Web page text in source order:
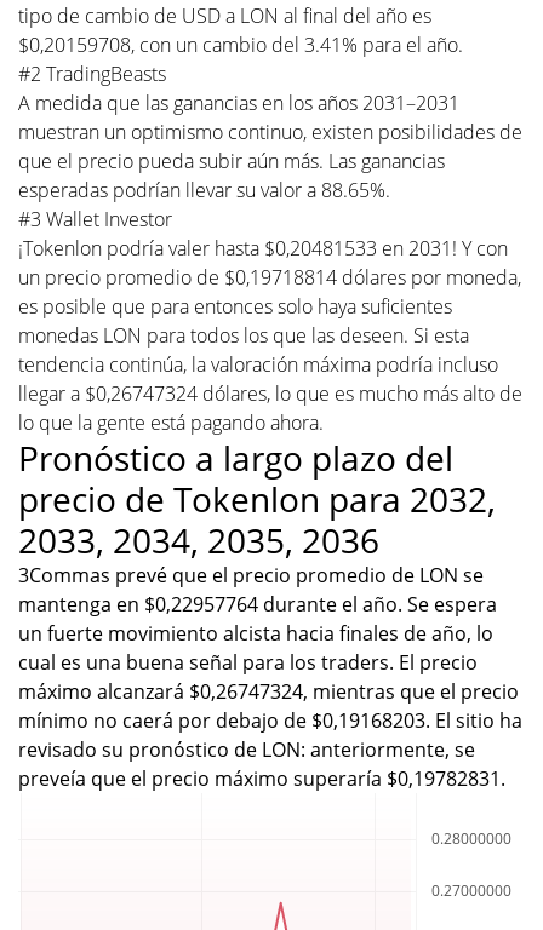
tipo de cambio de USD a LON al final del año es
$0,20159708, con un cambio del 3.41% para el año.
#2 TradingBeasts
A medida que las ganancias en los años 2031–2031
muestran un optimismo continuo, existen posibilidades de
que el precio pueda subir aún más. Las ganancias
esperadas podrían llevar su valor a 88.65%.
#3 Wallet Investor
¡Tokenlon podría valer hasta $0,20481533 en 2031! Y con
un precio promedio de $0,19718814 dólares por moneda,
es posible que para entonces solo haya suficientes
monedas LON para todos los que las deseen. Si esta
tendencia continúa, la valoración máxima podría incluso
llegar a $0,26747324 dólares, lo que es mucho más alto de
lo que la gente está pagando ahora.
Pronóstico a largo plazo del
precio de Tokenlon para 2032,
2033, 2034, 2035, 2036
3Commas prevé que el precio promedio de LON se
mantenga en $0,22957764 durante el año. Se espera
un fuerte movimiento alcista hacia finales de año, lo
cual es una buena señal para los traders. El precio
máximo alcanzará $0,26747324, mientras que el precio
mínimo no caerá por debajo de $0,19168203. El sitio ha
revisado su pronóstico de LON: anteriormente, se
preveía que el precio máximo superaría $0,19782831.